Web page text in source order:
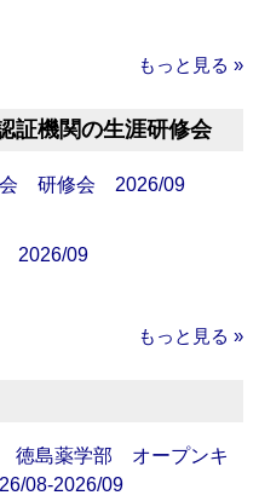
もっと見る »
証機関の生涯研修会
会 研修会 2026/09
2026/09
もっと見る »
徳島薬学部 オープンキ
08-2026/09